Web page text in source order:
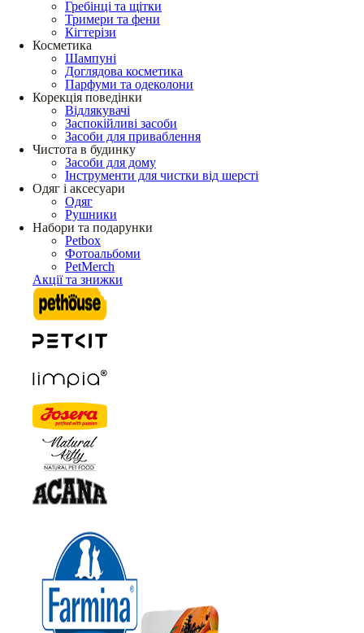
Гребінці та щітки
Тримери та фени
Кігтерізи
Косметика
Шампуні
Доглядова косметика
Парфуми та одеколони
Корекція поведінки
Відлякувачі
Заспокійливі засоби
Засоби для приваблення
Чистота в будинку
Засоби для дому
Інструменти для чистки від шерсті
Одяг і аксесуари
Одяг
Рушники
Набори та подарунки
Petbox
Фотоальбоми
PetMerch
Акції та знижки